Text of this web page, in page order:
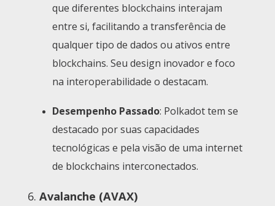
que diferentes blockchains interajam
entre si, facilitando a transferência de
qualquer tipo de dados ou ativos entre
blockchains. Seu design inovador e foco
na interoperabilidade o destacam.
Desempenho Passado: Polkadot tem se
destacado por suas capacidades
tecnológicas e pela visão de uma internet
de blockchains interconectados.
6. Avalanche (AVAX)